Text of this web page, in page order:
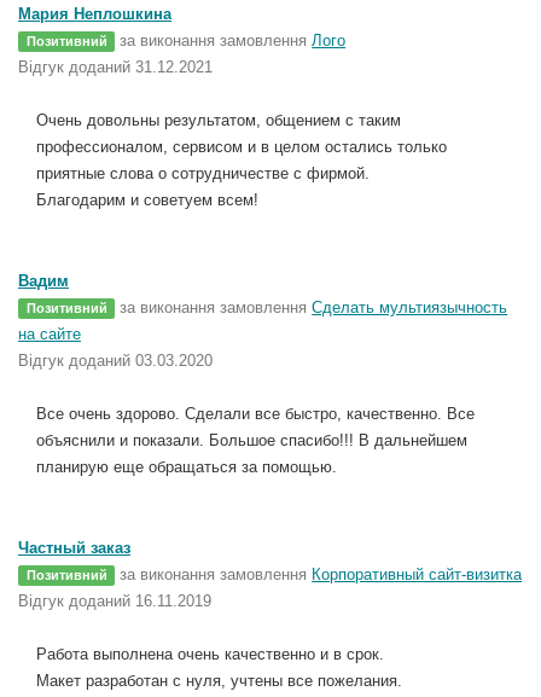
Мария Неплошкина
Позитивний за виконання замовленняЛого
Відгук доданий 31.12.2021
Очень довольны результатом, общением с таким
профессионалом, сервисом и в целом остались только
приятные слова о сотрудничестве с фирмой.
Благодарим и советуем всем!
Вадим
Позитивний за виконання замовленняСделать мультиязычность
на сайте
Відгук доданий 03.03.2020
Все очень здорово. Сделали все быстро, качественно. Все
объяснили и показали. Большое спасибо!!! В дальнейшем
планирую еще обращаться за помощью.
Частный заказ
Позитивний за виконання замовлення Корпоративный сайт-визитка
Відгук доданий 16.11.2019
Работа выполнена очень качественно и в срок.
Макет разработан с нуля, учтены все пожелания.